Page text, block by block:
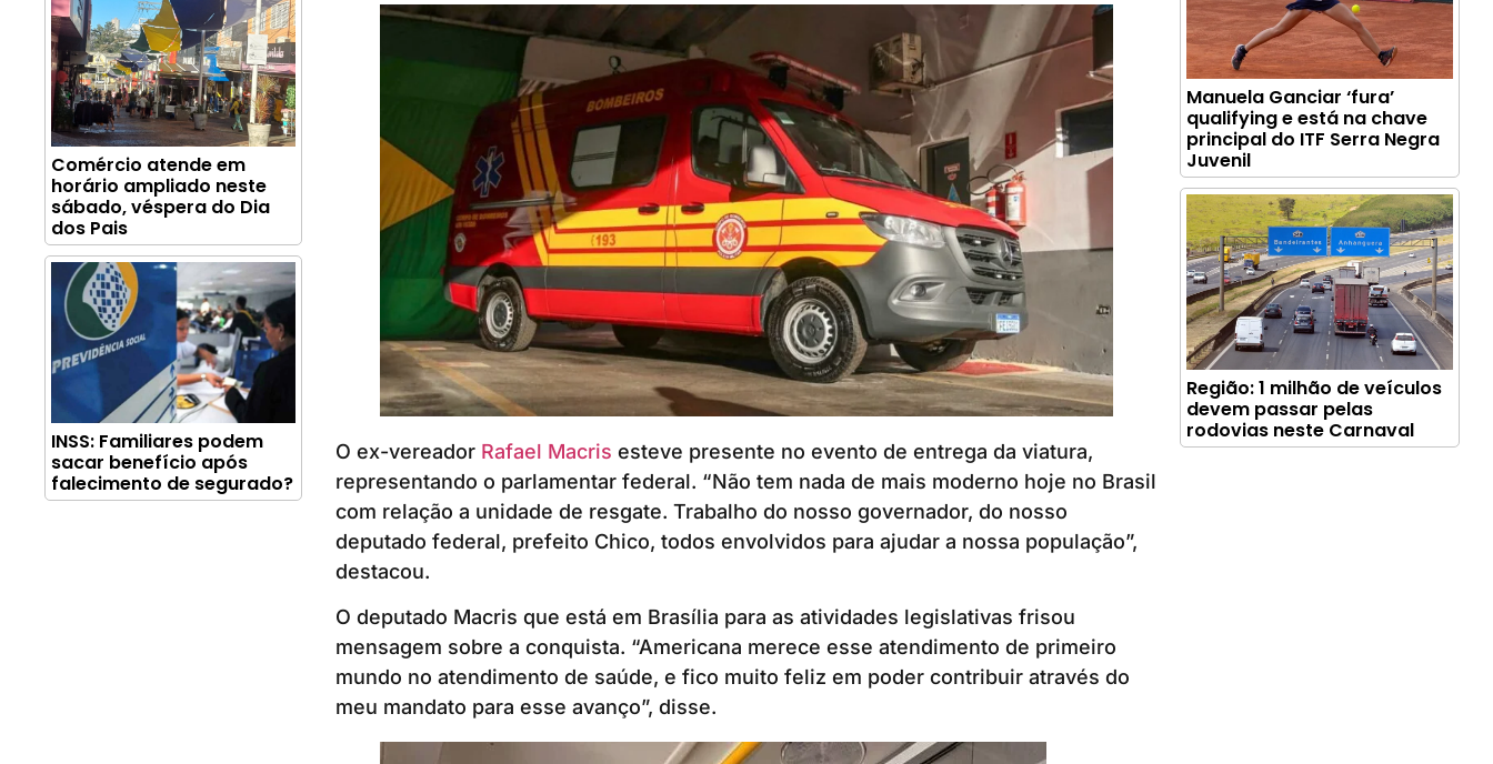
Comércio atende em
horário ampliado neste
sábado, véspera do Dia
dos Pais
INSS: Familiares podem
sacar benefício após
falecimento de segurado?
O ex-vereador Rafael Macris esteve presente no evento de entrega da viatura,
representando o parlamentar federal. “Não tem nada de mais moderno hoje no Brasil
com relação a unidade de resgate. Trabalho do nosso governador, do nosso
deputado federal, prefeito Chico, todos envolvidos para ajudar a nossa população”,
destacou.
O deputado Macris que está em Brasília para as atividades legislativas frisou
mensagem sobre a conquista. “Americana merece esse atendimento de primeiro
mundo no atendimento de saúde, e fico muito feliz em poder contribuir através do
meu mandato para esse avanço”, disse.
Manuela Ganciar ‘fura’
qualifying e está na chave
principal do ITF Serra Negra
Juvenil
Região: 1 milhão de veículos
devem passar pelas
rodovias neste Carnaval